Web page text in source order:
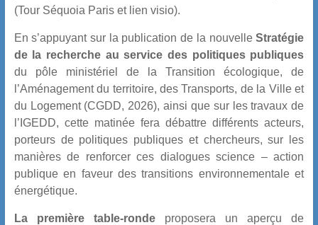
(Tour Séquoia Paris et lien visio).
En s’appuyant sur la publication de la nouvelleStratégie
de la recherche au service des politiques publiques
du pôle ministériel de la Transition écologique, de
l’Aménagement du territoire, des Transports, de la Ville et
du Logement (CGDD, 2026), ainsi que sur les travaux de
l’IGEDD, cette matinée fera débattre différents acteurs,
porteurs de politiques publiques et chercheurs, sur les
manières de renforcer ces dialogues science – action
publique en faveur des transitions environnementale et
énergétique.
La première table-rondeproposera un aperçu de